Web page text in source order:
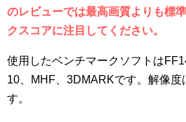
のレビューでは最高画質よりも標
クスコアに注目してください。
使用したベンチマークソフトは
10、MHF、3DMARKです。解像
す。